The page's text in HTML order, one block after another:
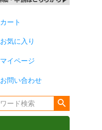
カート
お気に入り
マイページ
お問い合わせ